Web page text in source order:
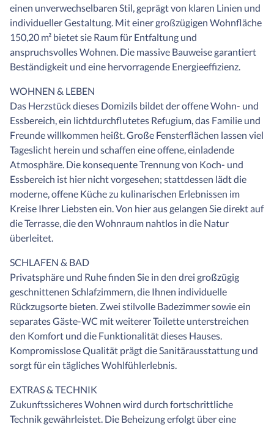
einen unverwechselbaren Stil, geprägt von klaren Linien und
individueller Gestaltung. Mit einer großzügigen Wohnfläche
150,20 m² bietet sie Raum für Entfaltung und
anspruchsvolles Wohnen. Die massive Bauweise garantiert
Beständigkeit und eine hervorragende Energieeffizienz.
WOHNEN & LEBEN
Das Herzstück dieses Domizils bildet der offene Wohn- und
Essbereich, ein lichtdurchflutetes Refugium, das Familie und
Freunde willkommen heißt. Große Fensterflächen lassen viel
Tageslicht herein und schaffen eine offene, einladende
Atmosphäre. Die konsequente Trennung von Koch- und
Essbereich ist hier nicht vorgesehen; stattdessen lädt die
moderne, offene Küche zu kulinarischen Erlebnissen im
Kreise Ihrer Liebsten ein. Von hier aus gelangen Sie direkt auf
die Terrasse, die den Wohnraum nahtlos in die Natur
überleitet.
SCHLAFEN & BAD
Privatsphäre und Ruhe finden Sie in den drei großzügig
geschnittenen Schlafzimmern, die Ihnen individuelle
Rückzugsorte bieten. Zwei stilvolle Badezimmer sowie ein
separates Gäste-WC mit weiterer Toilette unterstreichen
den Komfort und die Funktionalität dieses Hauses.
Kompromisslose Qualität prägt die Sanitärausstattung und
sorgt für ein tägliches Wohlfühlerlebnis.
EXTRAS & TECHNIK
Zukunftssicheres Wohnen wird durch fortschrittliche
Technik gewährleistet. Die Beheizung erfolgt über eine